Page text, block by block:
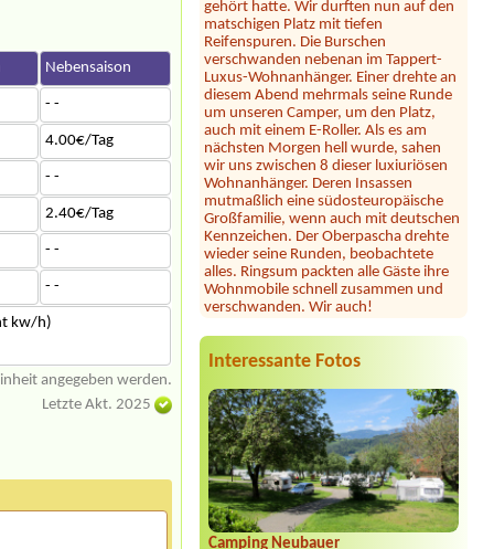
Reifenspuren. Die Burschen
verschwanden nebenan im Tappert-
Luxus-Wohnanhänger. Einer drehte an
diesem Abend mehrmals seine Runde
um unseren Camper, um den Platz,
auch mit einem E-Roller. Als es am
nächsten Morgen hell wurde, sahen
wir uns zwischen 8 dieser luxiuriösen
Wohnanhänger. Deren Insassen
mutmaßlich eine südosteuropäische
Großfamilie, wenn auch mit deutschen
Kennzeichen. Der Oberpascha drehte
wieder seine Runden, beobachtete
alles. Ringsum packten alle Gäste ihre
Wohnmobile schnell zusammen und
verschwanden. Wir auch!
Julia*****
Dieser Campingplatz ist wunderschön
gelegen direkt am See mit großer
Liegewiese und tollem Seezugang. Die
Sanitäranlagen sind sehr großzügig und
sauber. Seit heuer gibt es samstags
Feuerkörbe und Stockbrot am Strand
... unsere Kinder und auch wir
Erwachsene waren begeistert! Hier
fühlt man sich jederzeit willkommen,
wir können diesen Platz nur wärmstens
empfehlen!
Interessante Fotos
Camping Neubauer
Nebensaison
- -
4.00€/Tag
- -
2.40€/Tag
- -
- -
kw/h)
angegeben werden.
Letzte Akt. 2025